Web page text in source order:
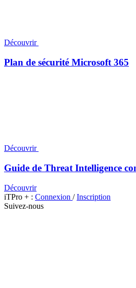
Découvrir
Plan de sécurité Microsoft 365
Découvrir
Guide de Threat Intelligence
Découvrir
iTPro + : Connexion /Inscription
Suivez-nous